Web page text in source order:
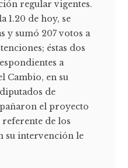
regular vigentes.
1.20 de hoy, se
y sumó 207 votos a
éstas dos
a
Cambio, en su
de
el proyecto
de los
su intervención le